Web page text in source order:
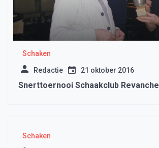
Schaken
Redactie 21 oktober 2016
Snerttoernooi Schaakclub Revanche
Schaken